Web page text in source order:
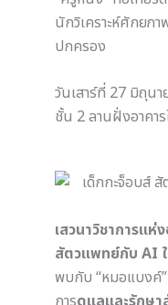
นักวิเคราะห์ศักยภ
ปกครอง
วันเสาร์ที่ 27 มิถุน
ชั้น 2 ลานฝั่งอาคา
เสวนาวิชาการแห่
สัตวแพทย์กับ AI
พบกับ “หมอแบงค์